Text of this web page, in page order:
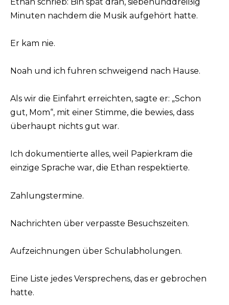
Minuten nachdem die Musik aufgehört hatte.
Er kam nie.
Noah und ich fuhren schweigend nach Hause.
Als wir die Einfahrt erreichten, sagte er: „Schon
gut, Mom“, mit einer Stimme, die bewies, dass
überhaupt nichts gut war.
Ich dokumentierte alles, weil Papierkram die
einzige Sprache war, die Ethan respektierte.
Zahlungstermine.
Nachrichten über verpasste Besuchszeiten.
Aufzeichnungen über Schulabholungen.
Eine Liste jedes Versprechens, das er gebrochen
hatte.